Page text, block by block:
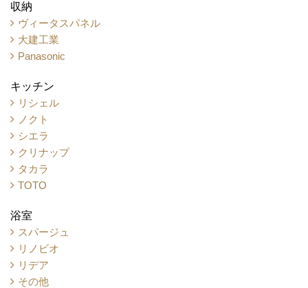
収納
ヴィータスパネル
大建工業
Panasonic
キッチン
リシェル
ノクト
シエラ
クリナップ
タカラ
TOTO
浴室
スパージュ
リノビオ
リデア
その他